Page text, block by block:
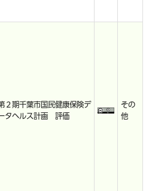
２期千葉市国民健康保険デ
タヘルス計画 評価
その
他